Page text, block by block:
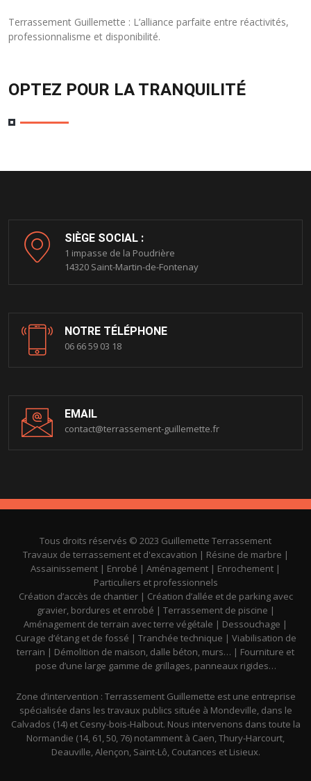
Terrassement Guillemette : L’alliance parfaite entre réactivités,
professionnalisme et disponibilité.
OPTEZ POUR LA TRANQUILITÉ
SIÈGE SOCIAL :
1 impasse de la Poudrière
14320 Saint-Martin-de-Fontenay
NOTRE TÉLÉPHONE
06 66 59 03 18
EMAIL
contact@terrassement-guillemette.fr
Tous droits réservés © 2023 Guillemette Terrassement
Travaux de terrassement et d'excavation | Résine de marbre |
Assainissement | Enrobé | Aménagement | Enrochement |
Particuliers et professionnels
Création d’accès de chantier | Création d’allée et de parking avec
gravier, bordures et enrobé | Terrassement de piscine |
Aménagement de terrain avec terre végétale | Dessouchage |
Curage d’étang et de fossé | Tranchée technique | Viabilisation de
terrain | Démolition de maison, dalle béton, murs… | Fourniture et
pose d’une large gamme de grillages, panneaux rigides…
Zone d’intervention : Terrassement Guillemette est une entreprise
spécialisée dans les travaux publics située à Mondeville, dans le
Calvados (14) et Cesny-bois-Halbout. Nous intervenons dans toute la
Normandie (14, 61, 50, 76) notamment à Caen, Thury-Harcourt,
Deauville, Alençon, Saint-Lô, Coutances et Lisieux.